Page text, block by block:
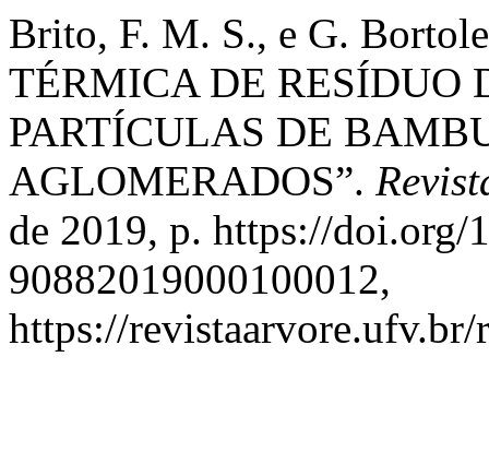
Brito, F. M. S., e G.
TÉRMICA DE RESÍDUO
PARTÍCULAS DE
AGLOMERADOS”.
de 2019, p. https://doi.org/
90882019000100012,
https://